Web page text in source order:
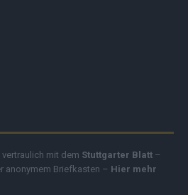
vertraulich mit dem Stuttgarter Blatt –
anonymem Briefkasten – Hier mehr